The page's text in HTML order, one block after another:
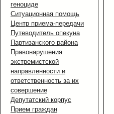
геноциде
Ситуационная помощь
Центр приема-передачи
Путеводитель опекуна
Партизанского района
Правонарушения
экстремистской
направленности и
ответственность за их
совершение
Депутатский корпус
Прием граждан